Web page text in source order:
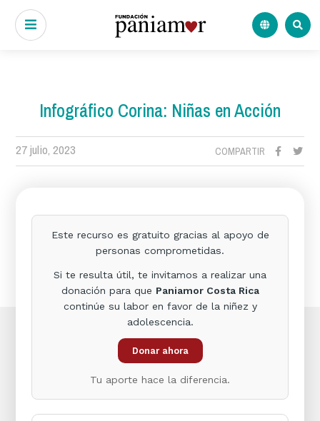
Infográfico Corina: Niñas en Acción
27 julio, 2023 COMPARTIR
Este recurso es gratuito gracias al apoyo de
personas comprometidas.
Si te resulta útil, te invitamos a realizar una
donación para que Paniamor Costa Rica
continúe su labor en favor de la niñez y
adolescencia.
Donar ahora
Tu aporte hace la diferencia.